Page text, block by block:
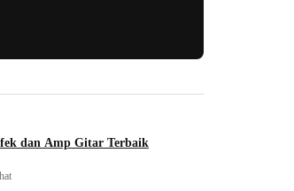
dan Amp Gitar Terbaik